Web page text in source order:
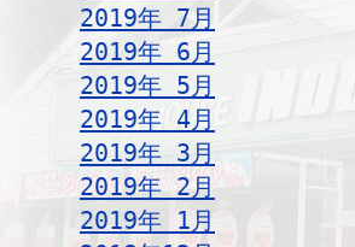
2019年 7月
2019年 6月
2019年 5月
2019年 4月
2019年 3月
2019年 2月
2019年 1月